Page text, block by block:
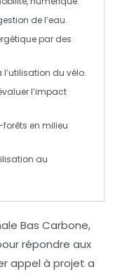
de l’eau.
par des
du vélo.
l’impact
en milieu
au
Bas Carbone,
répondre aux
appel à projet a